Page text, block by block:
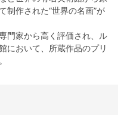
制作された“世界の名画”が
門家から高く評価され、ル
において、所蔵作品のプリ